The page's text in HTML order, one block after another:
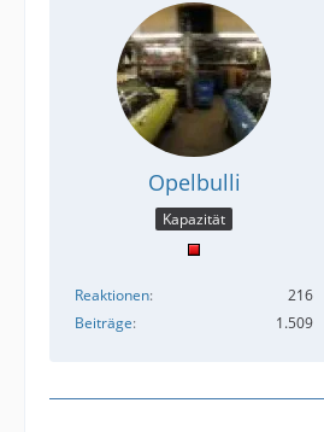
Opelbulli
Kapazität
Reaktionen
216
Beiträge
1.509